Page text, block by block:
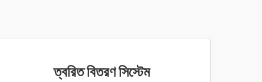
ত্বরিত বিতরণ সিস্টেম